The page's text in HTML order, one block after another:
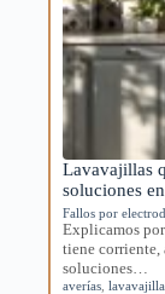
Lavavajillas
soluciones
Fallos por
Explicamos
tiene corriente,
soluciones…
averías ,